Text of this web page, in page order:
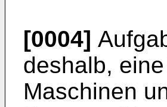
[0004]
deshalb,
Maschinen